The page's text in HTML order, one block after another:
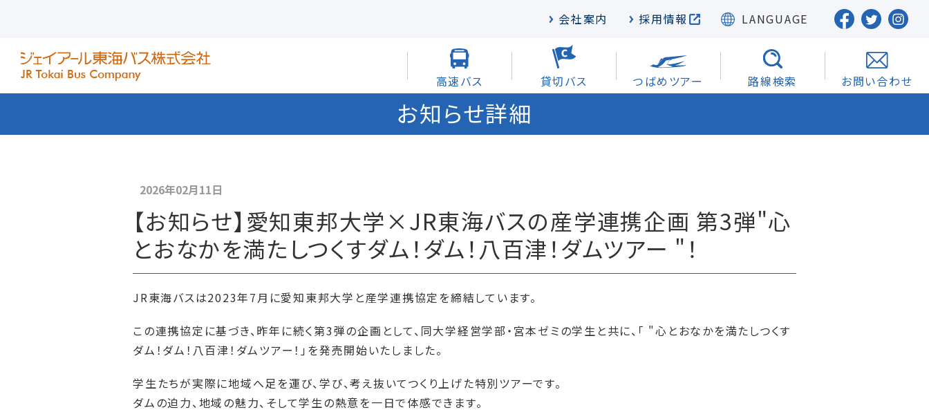
会社案内 採用情報 LANGUAGE
高速バス 貸切バス つばめツアー 路線検索 お問い合わせ
お知らせ詳細
2026年02月11日
【お知らせ】愛知東邦大学×JR東海バスの産学連携企画 第3弾"心
とおなかを満たしつくすダム！ダム！八百津！ダムツアー "！
JR東海バスは2023年7月に愛知東邦大学と産学連携協定を締結しています。
この連携協定に基づき、昨年に続く第3弾の企画として、同大学経営学部・宮本ゼミの学生と共に、「 "心とおなかを満たしつくす
ダム！ダム！八百津！ダムツアー！」を発売開始いたしました。
学生たちが実際に地域へ足を運び、学び、考え抜いてつくり上げた特別ツアーです。
ダムの迫力、地域の魅力、そして学生の熱意を一日で体感できます。